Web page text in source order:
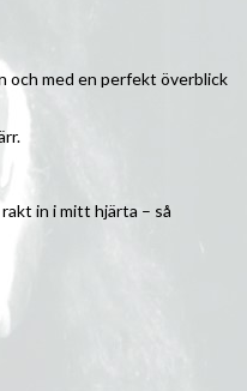
och med en perfekt överblick
in i mitt hjärta – så